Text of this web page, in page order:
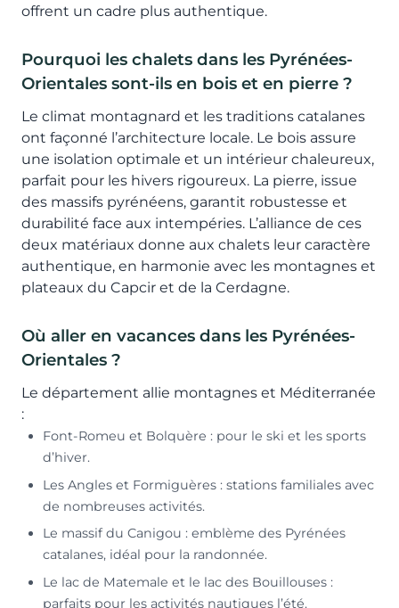
offrent un cadre plus authentique.
Pourquoi les chalets dans les Pyrénées-
Orientales sont-ils en bois et en pierre ?
Le climat montagnard et les traditions catalanes
ont façonné l’architecture locale. Le bois assure
une isolation optimale et un intérieur chaleureux,
parfait pour les hivers rigoureux. La pierre, issue
des massifs pyrénéens, garantit robustesse et
durabilité face aux intempéries. L’alliance de ces
deux matériaux donne aux chalets leur caractère
authentique, en harmonie avec les montagnes et
plateaux du Capcir et de la Cerdagne.
Où aller en vacances dans les Pyrénées-
Orientales ?
Le département allie montagnes et Méditerranée
:
Font-Romeu et Bolquère : pour le ski et les sports
d’hiver.
Les Angles et Formiguères : stations familiales avec
de nombreuses activités.
Le massif du Canigou : emblème des Pyrénées
catalanes, idéal pour la randonnée.
Le lac de Matemale et le lac des Bouillouses :
parfaits pour les activités nautiques l’été.